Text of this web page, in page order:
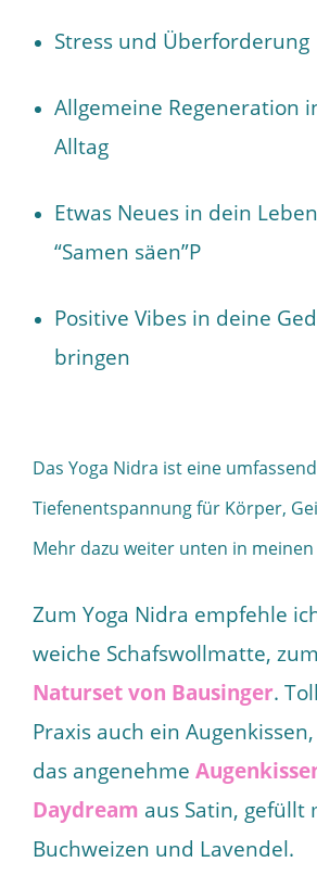
Stress und Überforderung
Allgemeine Regeneration
Alltag
Etwas Neues in dein
“Samen säen”P
Positive Vibes in deine
bringen
Das Yoga Nidra ist eine
Tiefenentspannung für Körper,
Mehr dazu weiter unten in meinen
Zum Yoga Nidra empfehle
weiche Schafswollmatte,
Naturset von Bausinger.
Praxis auch ein
das angenehme
Daydream aus Satin, gefüllt
Buchweizen und Lavendel.